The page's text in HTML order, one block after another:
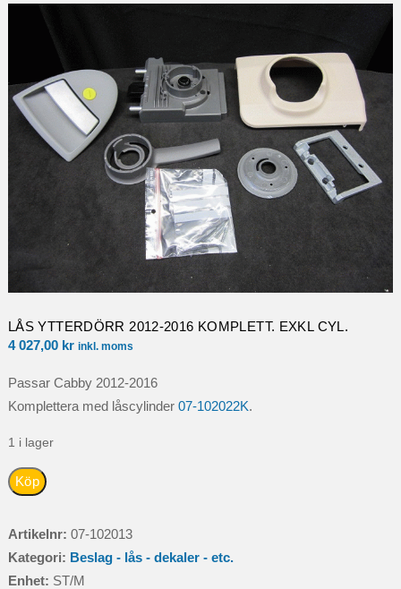
LÅS YTTERDÖRR 2012-2016 KOMPLETT. EXKL CYL.
4 027,00 kr inkl. moms
Passar Cabby 2012-2016
Komplettera med låscylinder 07-102022K.
1 i lager
LÅS
YTTERDÖRR
Köp
Artikelnr: 07-102013
Kategori: Beslag - lås - dekaler - etc.
Enhet: ST/M